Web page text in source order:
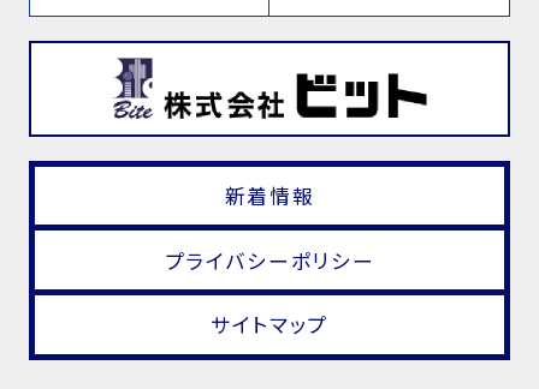
新着情報
プライバシーポリシー
サイトマップ